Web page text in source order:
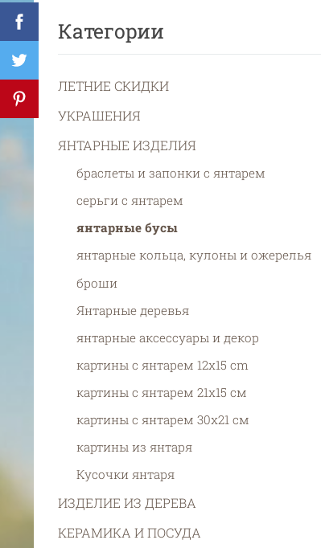
Категории
ЛЕТНИЕ СКИДКИ
УКРАШЕНИЯ
ЯНТАРНЫЕ ИЗДЕЛИЯ
браслеты и запонки с янтарем
серьги с янтарем
янтарные бусы
янтарные кольца, кулоны и ожерелья
броши
Янтарные деревья
янтарные аксессуары и декор
картины с янтарем 12x15 cm
картины с янтарем 21х15 см
картины с янтарем 30х21 см
картины из янтаря
Кусочки янтаря
ИЗДЕЛИЕ ИЗ ДЕРЕВА
КЕРАМИКА И ПОСУДА